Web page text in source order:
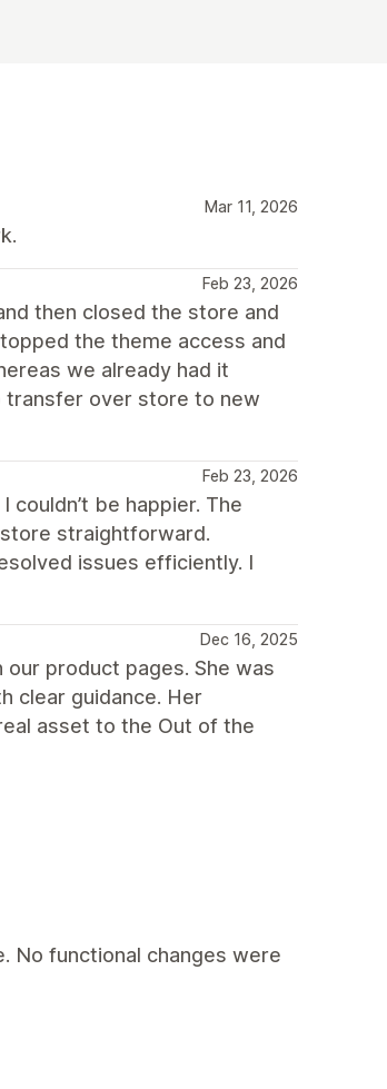
Mar 11, 2026
Feb 23, 2026
then closed the store and
the theme access and
we already had it
transfer over store to new
Feb 23, 2026
be happier. The
straightforward.
issues efficiently. I
Dec 16, 2025
product pages. She was
clear guidance. Her
asset to the Out of the
No functional changes were